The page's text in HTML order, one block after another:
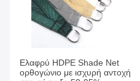
Ελαφρύ HDPE Shade Net
ορθογώνιο με ισχυρή αντοχή